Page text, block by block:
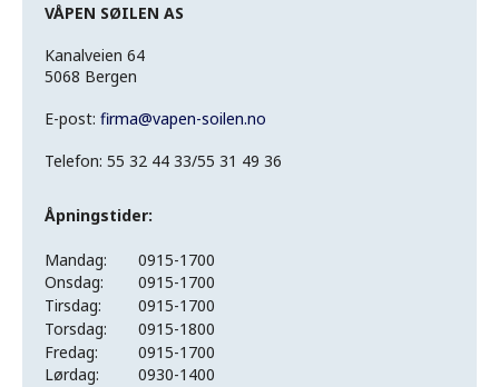
VÅPEN SØILEN AS
Kanalveien 64
5068 Bergen
E-post: firma@vapen-soilen.no
Telefon: 55 32 44 33/55 31 49 36
Åpningstider:
Mandag:
0915-1700
Onsdag:
0915-1700
Tirsdag:
0915-1700
Torsdag:
0915-1800
Fredag:
0915-1700
Lørdag:
0930-1400